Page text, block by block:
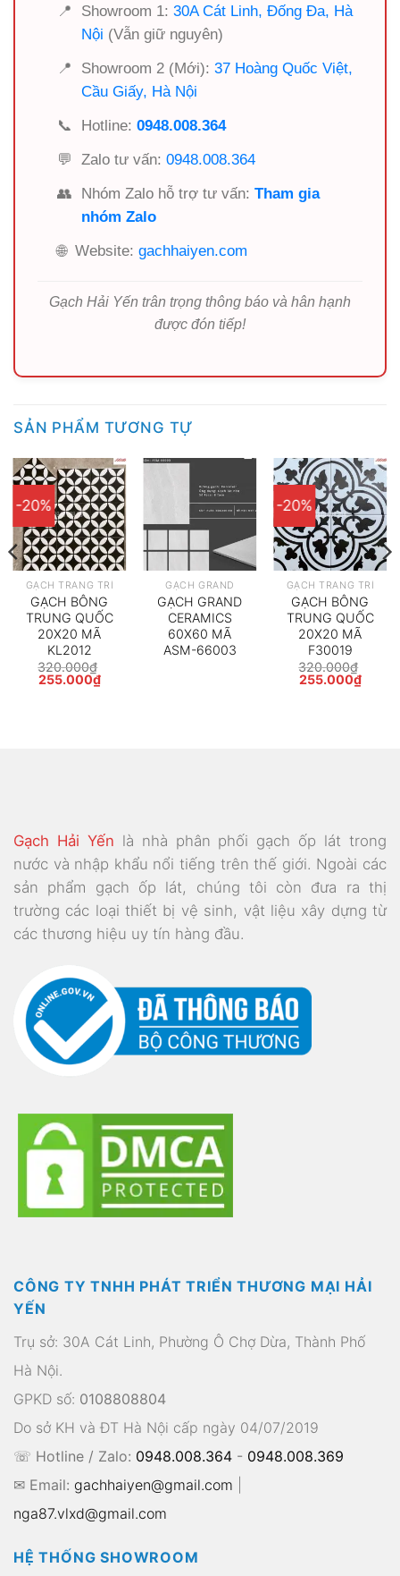
📍 Showroom 1: 30A Cát Linh, Đống Đa, Hà
Nội (Vẫn giữ nguyên)
📍
Showroom 2 (Mới): 37 Hoàng Quốc Việt,
Cầu Giấy, Hà Nội
📞
Hotline: 0948.008.364
💬
Zalo tư vấn: 0948.008.364
👥
Nhóm Zalo hỗ trợ tư vấn: Tham gia
nhóm Zalo
🌐 Website: gachhaiyen.com
Gạch Hải Yến trân trọng thông báo và hân hạnh
được đón tiếp!
SẢN PHẨM TƯƠNG TỰ
-20%
GẠCH TRANG TRÍ
GẠCH BÔNG
TRUNG QUỐC
20X20 MÃ
KL2012
320.000₫
Giá
255.000₫Giá
hiện
GẠCH GRAND
GẠCH GRAND
CERAMICS
60X60 MÃ
ASM-66003
-20%
GẠCH TRANG TRÍ
GẠCH BÔNG
TRUNG QUỐC
20X20 MÃ
F30019
320.000₫
Giá
255.000₫Giá
hiện
Gạch Hải Yến là nhà phân phối gạch ốp lát trong
nước và nhập khẩu nổi tiếng trên thế giới. Ngoài các
sản phẩm gạch ốp lát, chúng tôi còn đưa ra thị
trường các loại thiết bị vệ sinh, vật liệu xây dựng từ
các thương hiệu uy tín hàng đầu.
CÔNG TY TNHH PHÁT TRIỂN THƯƠNG MẠI HẢI
YẾN
Trụ sở: 30A Cát Linh, Phường Ô Chợ Dừa, Thành Phố
Hà Nội.
GPKD số: 0108808804
Do sở KH và ĐT Hà Nội cấp ngày 04/07/2019
☏ Hotline / Zalo: 0948.008.364 - 0948.008.369
✉ Email: gachhaiyen@gmail.com
nga87.vlxd@gmail.com
HỆ THỐNG SHOWROOM